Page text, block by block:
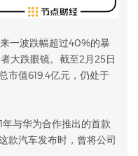
一波跌幅超过40%的暴
大跌眼镜。截至2月25日
市值619.4亿元，仍处于
与华为合作推出的首款
款汽车发布时，曾将公司